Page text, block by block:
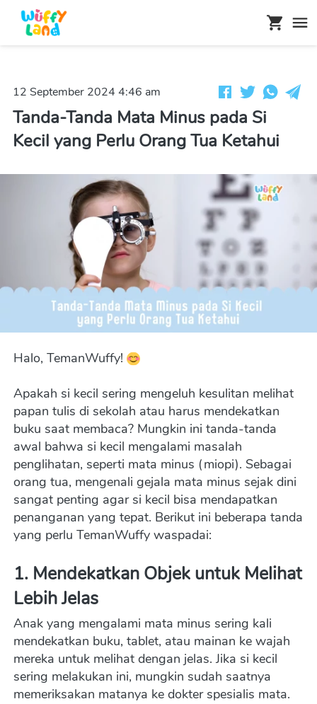
12 September 2024 4:46 am
Tanda-Tanda Mata Minus pada Si
Kecil yang Perlu Orang Tua Ketahui
Halo, TemanWuffy!
Apakah si kecil sering mengeluh kesulitan melihat
papan tulis di sekolah atau harus mendekatkan
buku saat membaca? Mungkin ini tanda-tanda
awal bahwa si kecil mengalami masalah
penglihatan, seperti mata minus (miopi). Sebagai
orang tua, mengenali gejala mata minus sejak dini
sangat penting agar si kecil bisa mendapatkan
penanganan yang tepat. Berikut ini beberapa tanda
yang perlu TemanWuffy waspadai:
1. Mendekatkan Objek untuk Melihat
Lebih Jelas
Anak yang mengalami mata minus sering kali
mendekatkan buku, tablet, atau mainan ke wajah
mereka untuk melihat dengan jelas. Jika si kecil
sering melakukan ini, mungkin sudah saatnya
memeriksakan matanya ke dokter spesialis mata.